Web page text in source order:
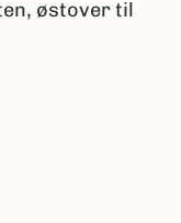
østover til